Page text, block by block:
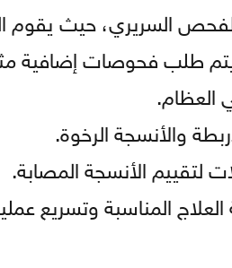
السريري، حيث يقوم
طلب فحوصات إضافية
العظام.
والأنسجة الرخوة.
الأنسجة المصابة.
المناسبة وتسريع